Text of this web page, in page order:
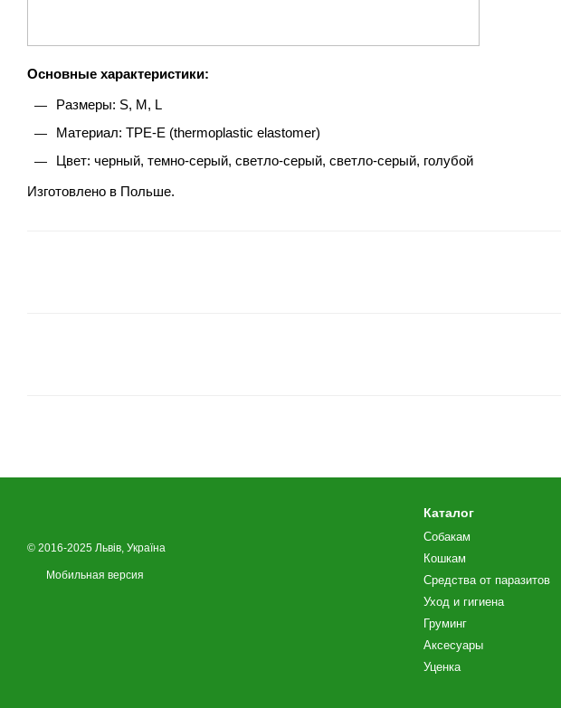
Основные характеристики:
Размеры: S, M, L
Материал: TPE-E (thermoplastic elastomer)
Цвет: черный, темно-серый, светло-серый, светло-серый, голубой
Изготовлено в Польше.
© 2016-2025 Львів, Україна
Мобильная версия
Каталог
Собакам
Кошкам
Средства от паразитов
Уход и гигиена
Груминг
Аксесуары
Уценка